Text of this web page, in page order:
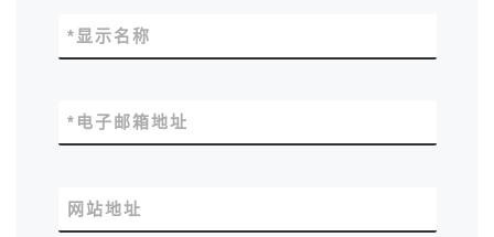
显示名称
*
电子邮箱地址
*
网站地址